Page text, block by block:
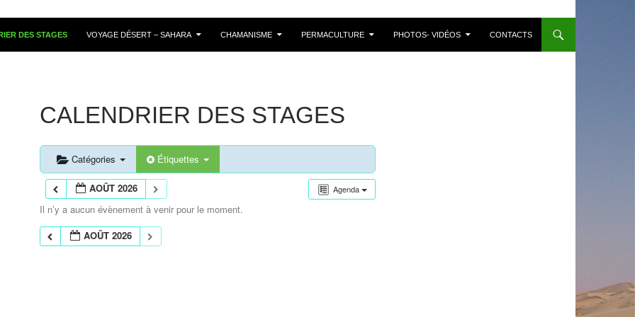
DES STAGES VOYAGE DÉSERT – SAHARA CHAMANISME PERMACULTURE PHOTOS- VIDÉOS CONTACTS
CALENDRIER DES STAGES
Catégories Étiquettes
Agenda
AOÛT 2026
Il n’y a aucun évènement à venir pour le moment.
AOÛT 2026